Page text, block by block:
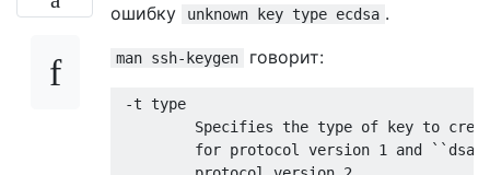
ошибку
unknown key type ecdsa .
man ssh-keygen говорит:
-t type
Specifies the type of key to
for protocol version 1 and